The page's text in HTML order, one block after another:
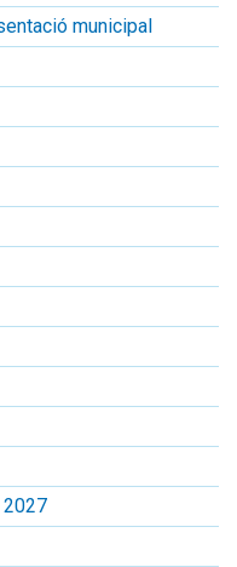
municipal
2027